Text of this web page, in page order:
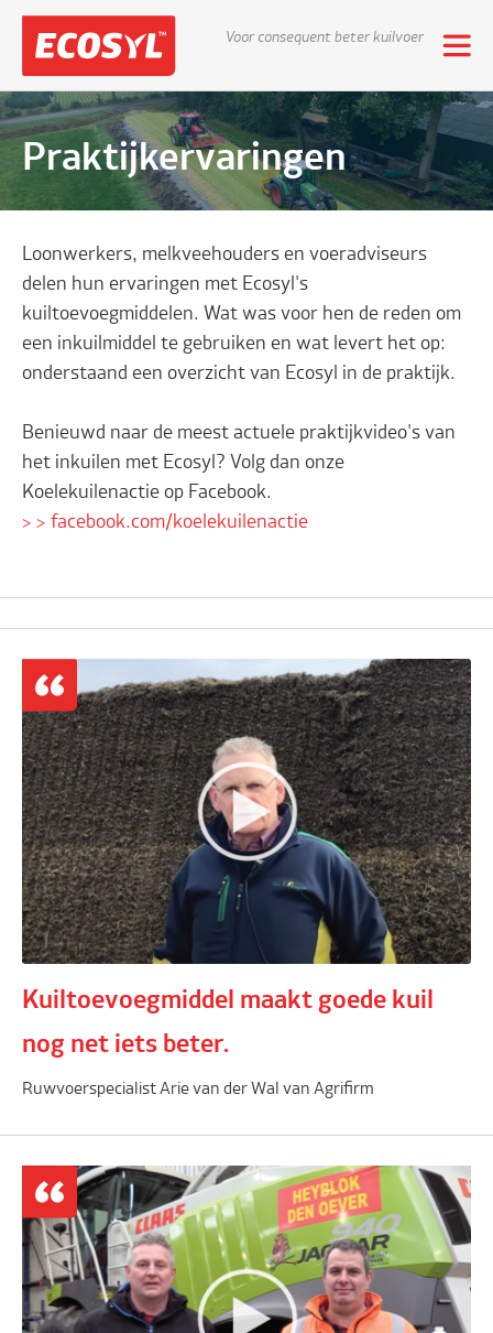
Voor consequent beter kuilvoer
Praktijkervaringen
Loonwerkers, melkveehouders en voeradviseurs
delen hun ervaringen met Ecosyl's
kuiltoevoegmiddelen. Wat was voor hen de reden om
een inkuilmiddel te gebruiken en wat levert het op:
onderstaand een overzicht van Ecosyl in de praktijk.
Benieuwd naar de meest actuele praktijkvideo's van
het inkuilen met Ecosyl? Volg dan onze
Koelekuilenactie op Facebook.
> > facebook.com/koelekuilenactie
Kuiltoevoegmiddel maakt goede kuil
nog net iets beter.
Ruwvoerspecialist Arie van der Wal van Agrifirm